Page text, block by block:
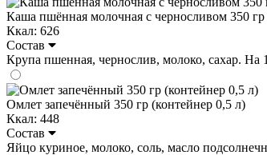
Каша пшённая молочная с черносливом 350 гр
Ккал: 626
Состав
Крупа пшенная, чернослив, молоко, сахар. На
Омлет запечённый 350 гр (контейнер 0,5 л)
Ккал: 448
Состав
Яйцо куриное, молоко, соль, масло